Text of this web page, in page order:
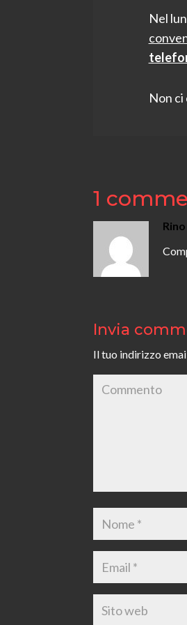
Nel
Non ci
1
Rino
Invia
Il tuo indirizzo